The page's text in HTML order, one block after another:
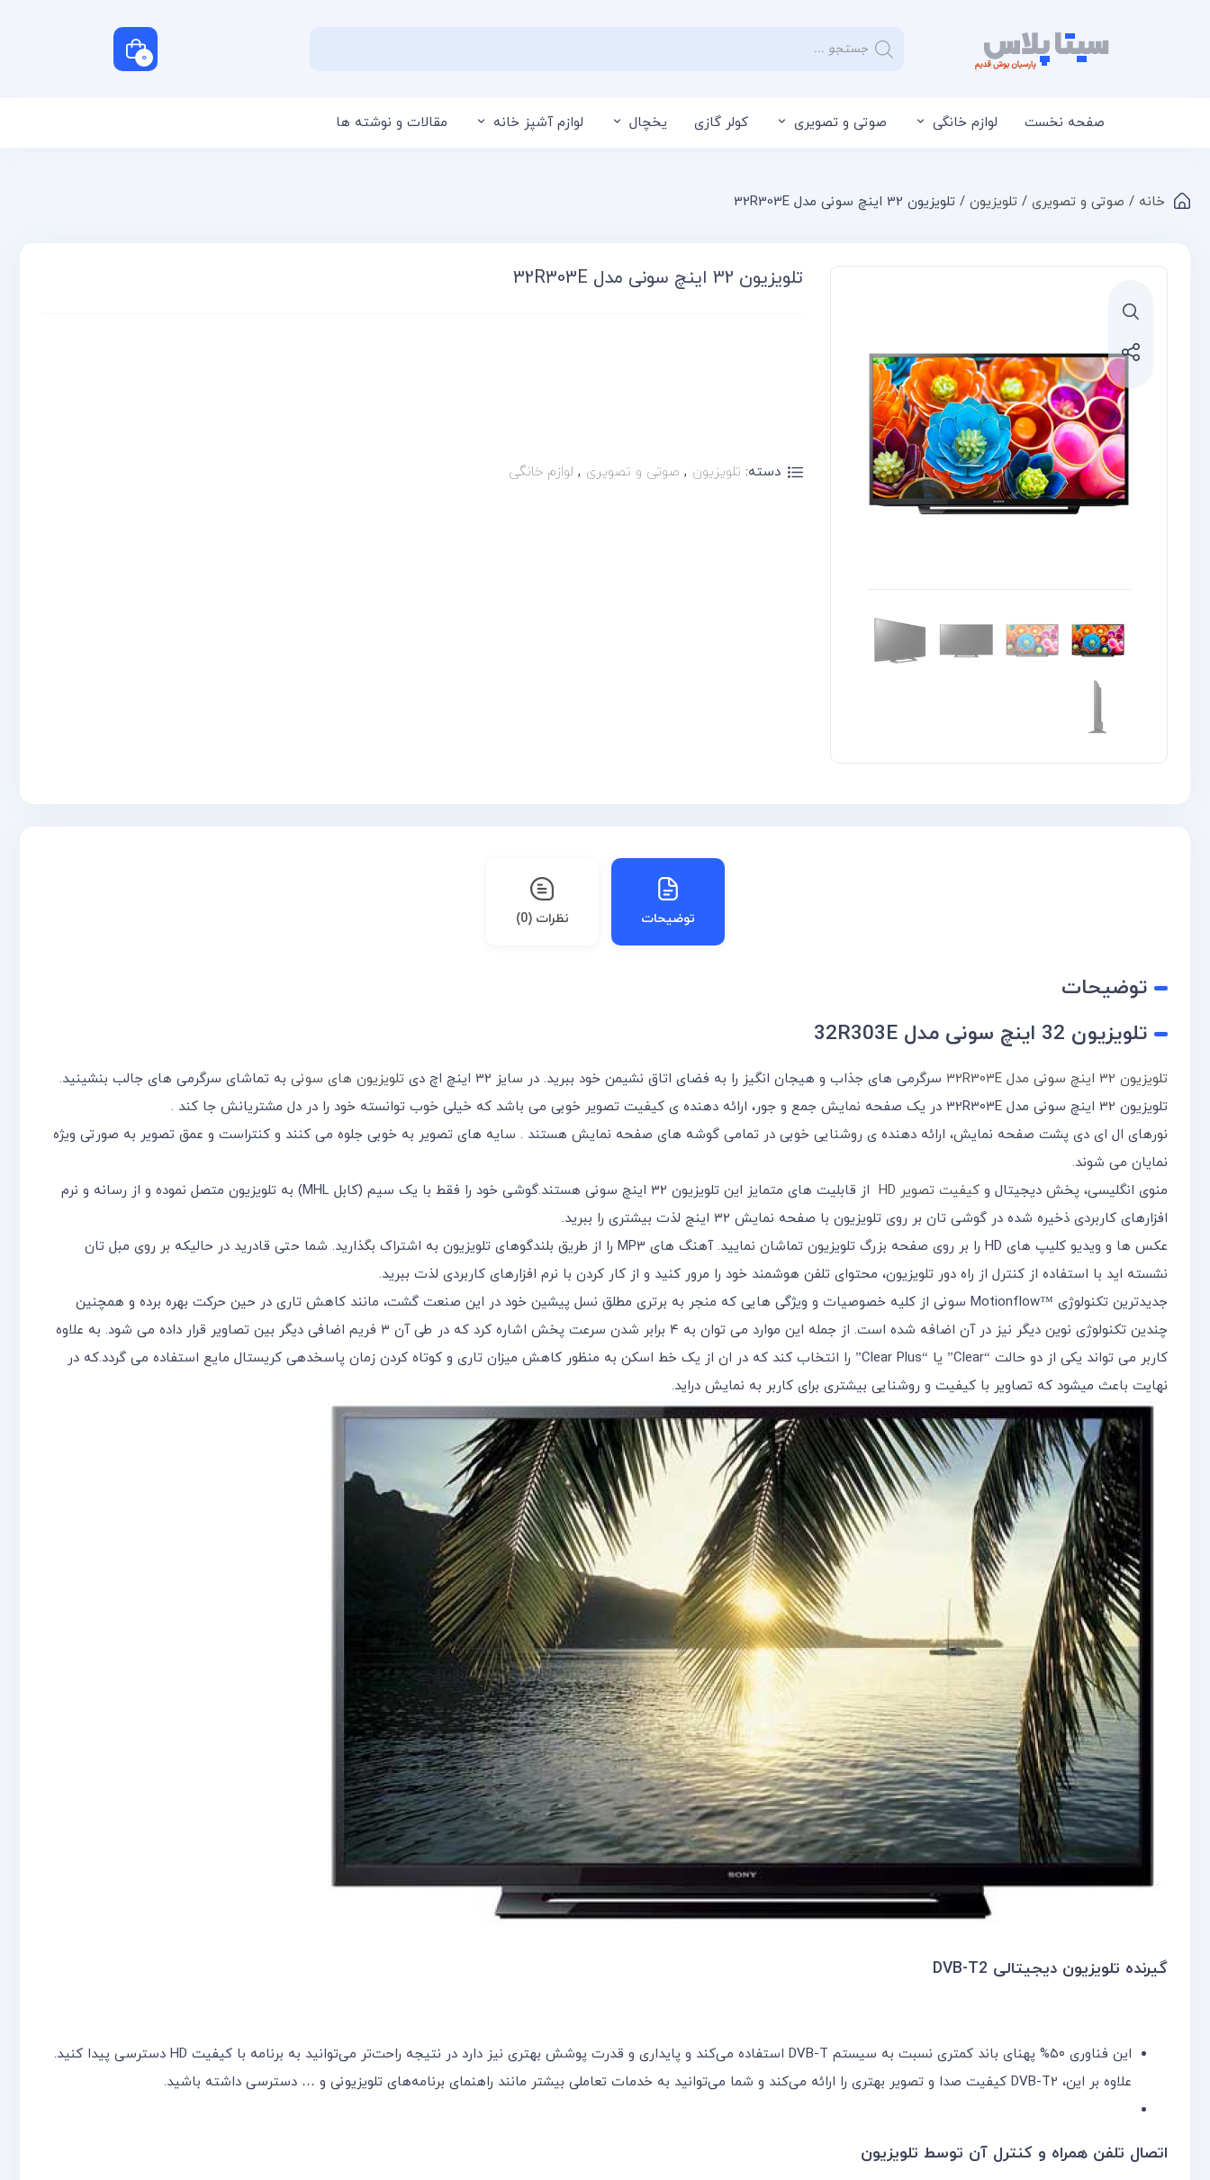
0
صفحه نخست لوازم خانگی صوتی و تصویری کولر گازی یخچال لوازم آشپز خانه مقالات و نوشته ها
خانه / صوتی و تصویری / تلویزیون / تلویزیون 32 اینچ سونی مدل 32R303E
تلویزیون 32 اینچ سونی مدل 32R303E
دسته: تلویزیون , صوتی و تصویری , لوازم خانگی
توضیحات نظرات (0)
توضیحات
تلویزیون 32 اینچ سونی مدل 32R303E
تلویزیون 32 اینچ سونی مدل 32R303E سرگرمی های جذاب و هیجان انگیز را به فضای اتاق نشیمن خود ببرید. در سایز 32 اینچ اچ دی تلویزیون های سونی به تماشای سرگرمی های جالب بنشینید.
تلویزیون 32 اینچ سونی مدل 32R303E در یک صفحه نمایش جمع و جور، ارائه دهنده ی کیفیت تصویر خوبی می باشد که خیلی خوب توانسته خود را در دل مشتریانش جا کند .
نورهای ال ای دی پشت صفحه نمایش، ارائه دهنده ی روشنایی خوبی در تمامی گوشه های صفحه نمایش هستند . سایه های تصویر به خوبی جلوه می کنند و کنتراست و عمق تصویر به صورتی ویژه
نمایان می شوند.
منوی انگلیسی، پخش دیجیتال و کیفیت تصویر HD
از قابلیت های متمایز این تلویزیون 32 اینچ سونی هستند.گوشی خود را فقط با یک سیم (کابل MHL) به تلویزیون متصل نموده و از رسانه و نرم
افزارهای کاربردی ذخیره شده در گوشی تان بر روی تلویزیون با صفحه نمایش 32 اینج لذت بیشتری را ببرید.
عکس ها و ویدیو کلیپ های HD را بر روی صفحه بزرگ تلویزیون تماشان نمایید. آهنگ های MP3 را از طریق بلندگوهای تلویزیون به اشتراک بگذارید. شما حتی قادرید در حالیکه بر روی مبل تان
نشسته اید با استفاده از کنترل از راه دور تلویزیون، محتوای تلفن هوشمند خود را مرور کنید و از کار کردن با نرم افزارهای کاربردی لذت ببرید.
جدیدترین تکنولوژی ™Motionflow سونی از کلیه خصوصیات و ویژگی هایی که منجر به برتری مطلق نسل پیشین خود در این صنعت گشت، مانند کاهش تاری در حین حرکت بهره برده و همچنین
چندین تکنولوژی نوین دیگر نیز در آن اضافه شده است. از جمله این موارد می توان به ۴ برابر شدن سرعت پخش اشاره کرد که در طی آن ۳ فریم اضافی دیگر بین تصاویر قرار داده می شود. به علاوه
کاربر می تواند یکی از دو حالت “Clear” یا “Clear Plus” را انتخاب کند که در ان از یک خط اسکن به منظور کاهش میزان تاری و کوتاه کردن زمان پاسخدهی کریستال مایع استفاده می گردد.که در
نهایت باعث میشود که تصاویر با کیفیت و روشنایی بیشتری برای کاربر به نمایش دراید.
گیرنده تلویزیون دیجیتالی DVB-T2
این فناوری ۵۰% پهنای باند کمتری نسبت به سیستم DVB-T استفاده می‌کند و پایداری و قدرت پوشش بهتری نیز دارد در نتیجه راحت‌تر می‌توانید به برنامه با کیفیت HD دسترسی پیدا کنید.
علاوه بر این، DVB-T2 کیفیت صدا و تصویر بهتری را ارائه می‌کند و شما می‌توانید به خدمات تعاملی بیشتر مانند راهنمای برنامه‌های تلویزیونی و … دسترسی داشته باشید.
اتصال تلفن همراه و کنترل آن توسط تلویزیون